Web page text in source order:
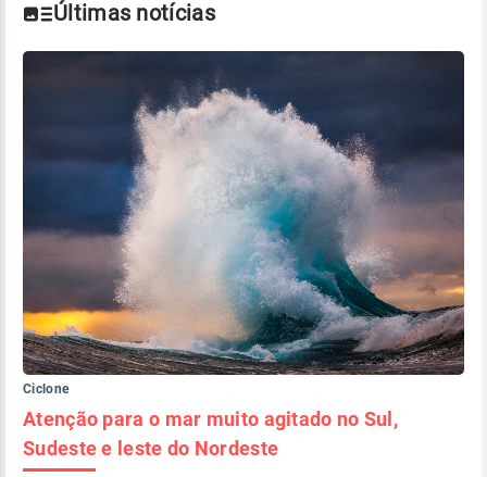
Últimas notícias
Ciclone
Atenção para o mar muito agitado no Sul,
Sudeste e leste do Nordeste